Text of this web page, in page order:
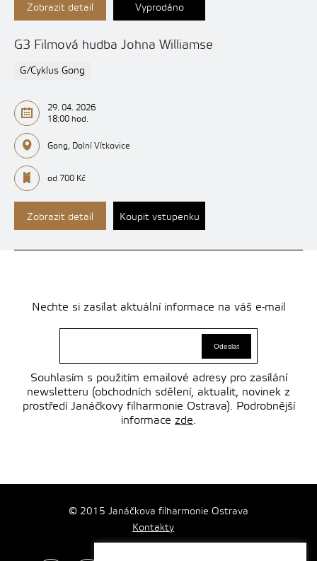
Zobrazit detail Vyprodáno
G3 Filmová hudba Johna Williamse
G/Cyklus Gong
29. 04. 2026
18:00 hod.
Gong, Dolní Vítkovice
od 700 Kč
Zobrazit detail Koupit vstupenku
Nechte si zasílat aktuální informace na váš e-mail
Souhlasím s použitím emailové adresy pro zasílání
newsletteru (obchodních sdělení, aktualit, novinek z
prostředí Janáčkovy filharmonie Ostrava). Podrobnější
informace zde.
© 2015 Janáčkova filharmonie Ostrava
Kontakty